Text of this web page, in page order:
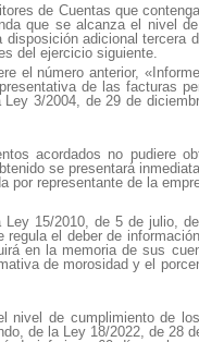
de Cuentas que
que se alcanza el nivel
adicional
del ejercicio siguiente.
el número anterior,
de las facturas
3/2004, de 29 de
acordados no pudiere
se presentará
por representante de la
15/2010, de 5 de julio,
el deber de
en la memoria de sus
de morosidad y el
nivel de cumplimiento de
de la Ley 18/2022, de